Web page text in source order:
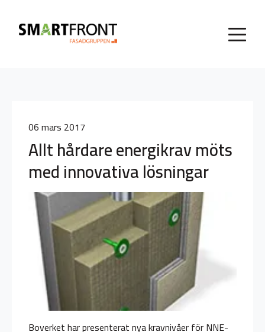
06 mars 2017
Allt hårdare energikrav möts
med innovativa lösningar
Boverket har presenterat nya kravnivåer för NNE-